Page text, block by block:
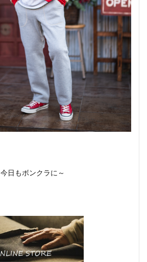
今日もボンクラに～